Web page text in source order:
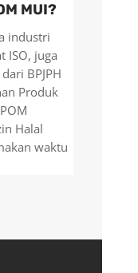
MUI?
industri
ISO, juga
BPJPH
Produk
Halal
waktu